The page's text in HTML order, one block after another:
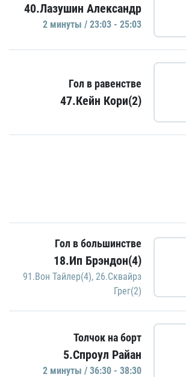
40.Лазушин Александр
2 минуты / 23:03 - 25:03
Гол в равенстве
47.Кейн Кори(2)
Гол в большинстве
18.Ип Брэндон(4)
91.Вон Тайлер(4), 26.Сквайрз
Грег(2)
Толчок на борт
5.Спроул Райан
2 минуты / 36:30 - 38:30